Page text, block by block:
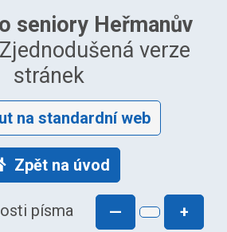
seniory Heřmanův
verze
stránek
na standardní web
Zpět na úvod
písma — +